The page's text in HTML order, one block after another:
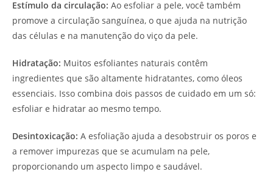
Estímulo da circulação: Ao esfoliar a pele, você também
promove a circulação sanguínea, o que ajuda na nutrição
das células e na manutenção do viço da pele.
Hidratação: Muitos esfoliantes naturais contêm
ingredientes que são altamente hidratantes, como óleos
essenciais. Isso combina dois passos de cuidado em um só:
esfoliar e hidratar ao mesmo tempo.
Desintoxicação: A esfoliação ajuda a desobstruir os poros e
a remover impurezas que se acumulam na pele,
proporcionando um aspecto limpo e saudável.